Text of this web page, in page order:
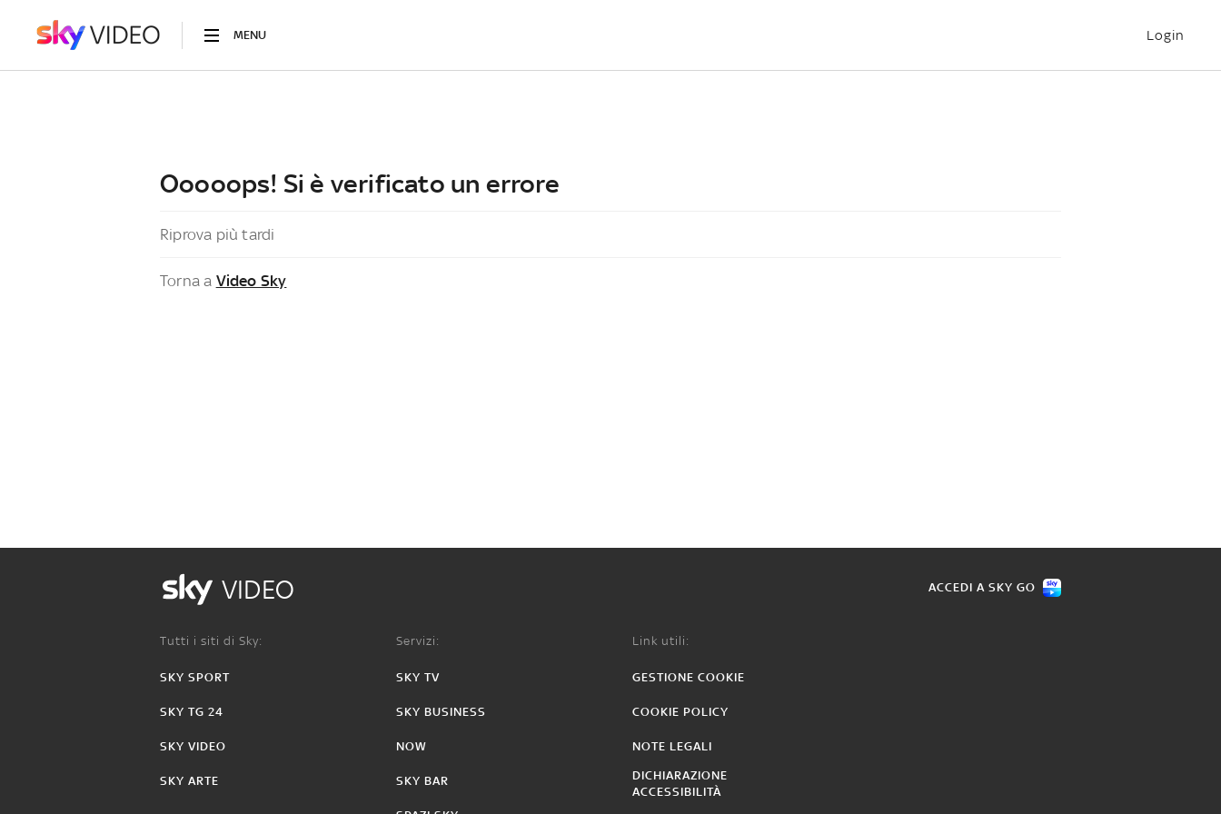
MENU Login
Ooooops! Si è verificato un errore
Riprova più tardi
Torna a Video Sky
VIDEO ACCEDI A SKY GO
Tutti i siti di Sky:
SKY SPORT
SKY TG 24
SKY VIDEO
SKY ARTE
Servizi:
SKY TV
SKY BUSINESS
NOW
SKY BAR
Link utili:
GESTIONE COOKIE
COOKIE POLICY
NOTE LEGALI
DICHIARAZIONE
ACCESSIBILITÀ